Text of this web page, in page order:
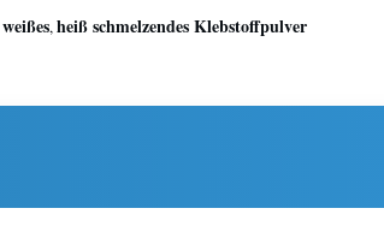
weißes,heiß schmelzendes Klebstoffpulver